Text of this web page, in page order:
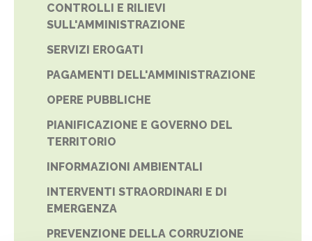
CONTROLLI E RILIEVI
SULL'AMMINISTRAZIONE
SERVIZI EROGATI
PAGAMENTI DELL'AMMINISTRAZIONE
OPERE PUBBLICHE
PIANIFICAZIONE E GOVERNO DEL
TERRITORIO
INFORMAZIONI AMBIENTALI
INTERVENTI STRAORDINARI E DI
EMERGENZA
PREVENZIONE DELLA CORRUZIONE